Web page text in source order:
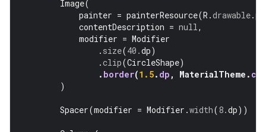
Image(
painter = painterResource(R .drawable.
contentDescription = null,
modifier = Modifier
. size(40.dp)
.clip(CircleShape)
. border(1.5. dp , MaterialTheme .
)
Spacer(modifier = Modifier .width(8.dp))